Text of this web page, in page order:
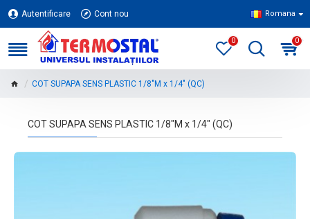
Autentificare Cont nou Romana
0 0
COT SUPAPA SENS PLASTIC 1/8"M x 1/4" (QC)
COT SUPAPA SENS PLASTIC 1/8"M x 1/4" (QC)